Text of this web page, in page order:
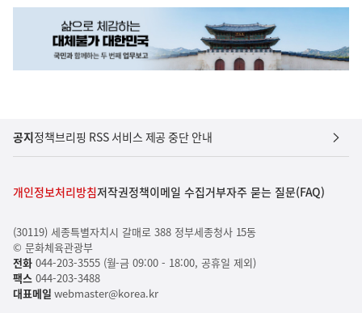
공지정책브리핑 RSS 서비스 제공 중단 안내
개인정보처리방침저작권정책이메일 수집거부자주 묻는 질문(FAQ)
(30119) 세종특별자치시 갈매로 388 정부세종청사 15동
© 문화체육관광부
전화044-203-3555 (월-금 09:00 - 18:00, 공휴일 제외)
팩스 044-203-3488
대표메일 webmaster@korea.kr